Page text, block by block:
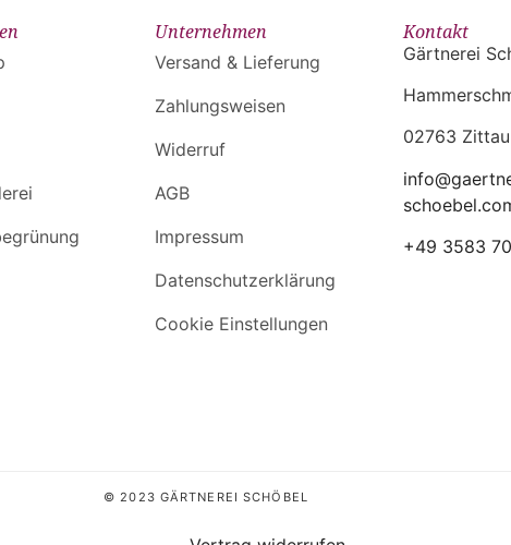
Unternehmen
Versand & Lieferung
Zahlungsweisen
Widerruf
AGB
Impressum
Datenschutzerklärung
Cookie Einstellungen
Kontakt
Gärtnerei
02763 Zittau
+49 3583
© 2023 GÄRTNEREI SCHÖBEL